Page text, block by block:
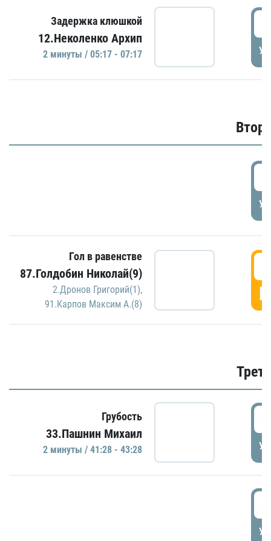
Задержка клюшкой
12.Неколенко Архип
2 минуты / 05:17 - 07:17
Гол в равенстве
87.Голдобин Николай(9)
2.Дронов Григорий(1),
91.Карпов Максим А.(8)
Грубость
33.Пашнин Михаил
2 минуты / 41:28 - 43:28